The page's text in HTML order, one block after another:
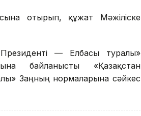
отырып, құжат Мәжіліске
— Елбасы туралы»
байланысты «Қазақстан
Заңның нормаларына сәйкес